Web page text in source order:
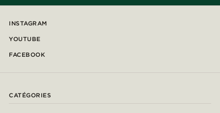
INSTAGRAM
YOUTUBE
FACEBOOK
CATÉGORIES